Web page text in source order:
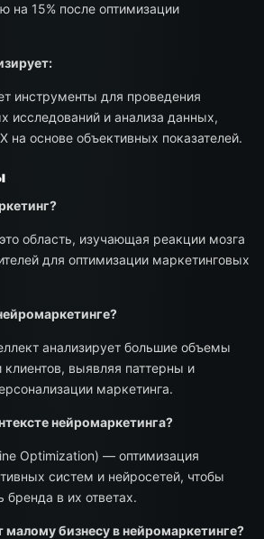
на 15% после оптимизации
инструменты для проведения
исследований и анализа данных,
на основе объективных показателей.
область, изучающая реакции мозга
для оптимизации маркетинговых
анализирует большие объемы
выявляя паттерны и
маркетинга.
нейромаркетинга?
Optimization) — оптимизация
систем и нейросетей, чтобы
бренда в их ответах.
малому бизнесу в нейромаркетинге?